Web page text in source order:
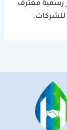
رسمية معترف
للشركات.